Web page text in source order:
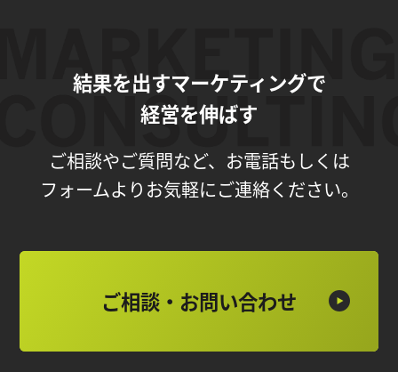
結果を出すマーケティングで
経営を伸ばす
ご相談やご質問など、お電話もしくは
フォームよりお気軽にご連絡ください。
ご相談・お問い合わせ